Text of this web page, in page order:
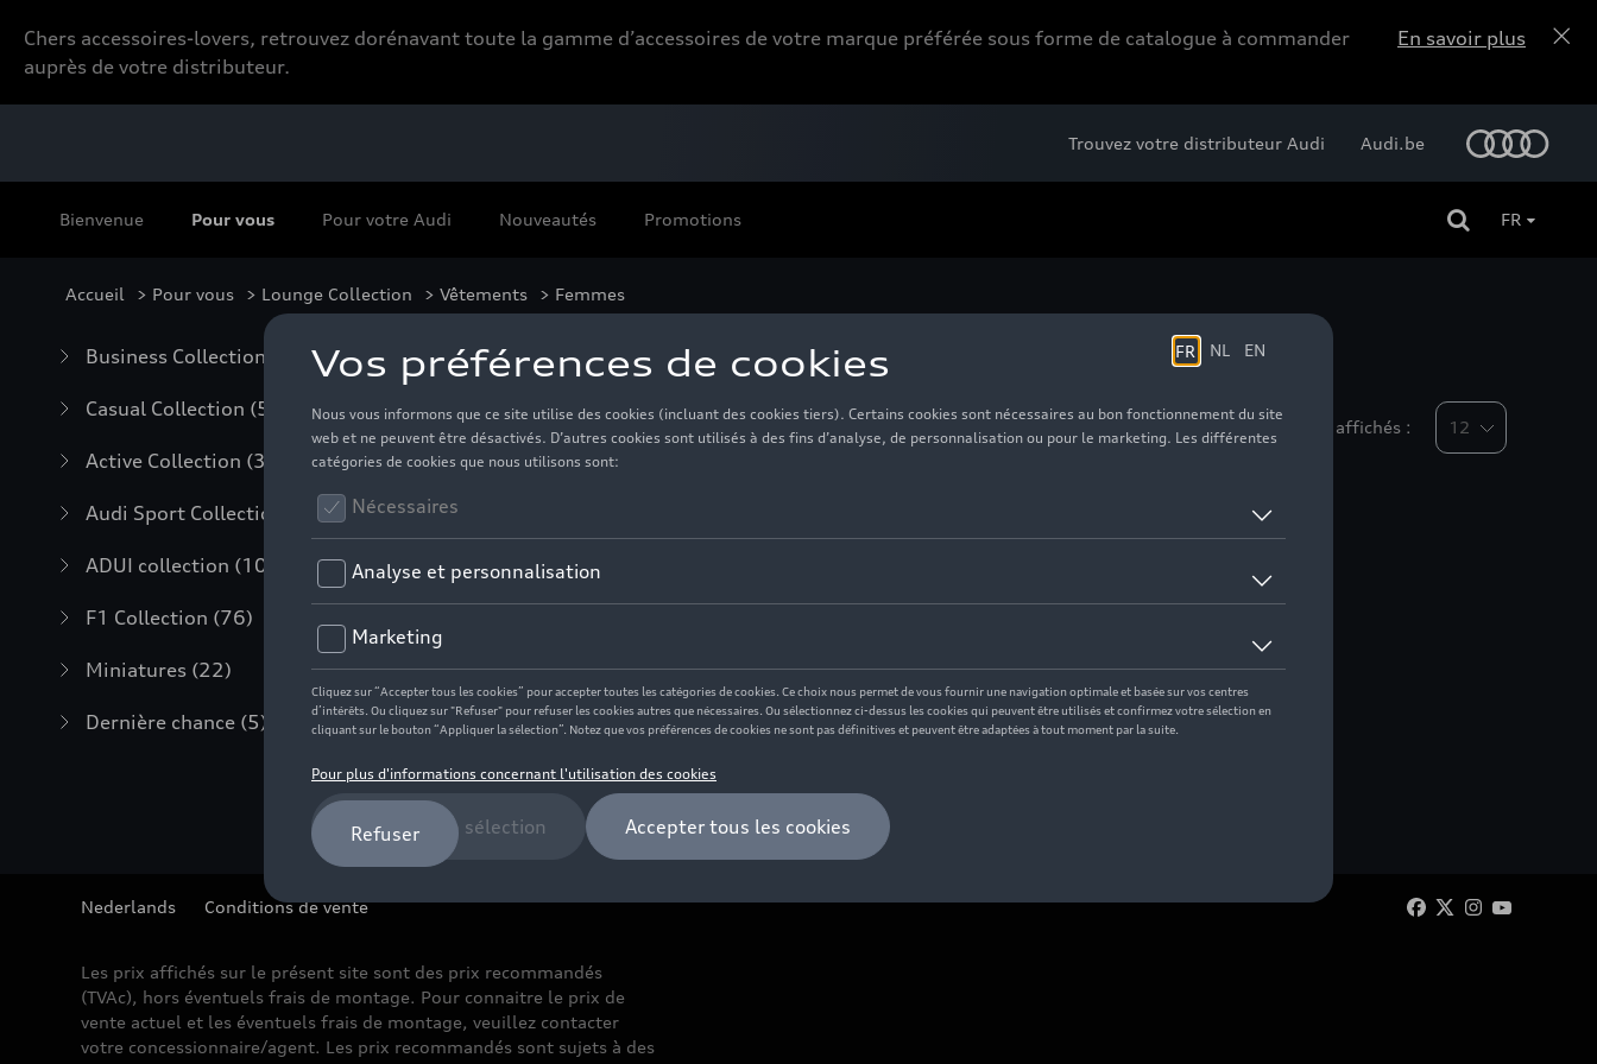
Chers accessoires-lovers, retrouvez dorénavant toute la gamme d’accessoires de votre marque préférée sous forme de catalogue à commander
auprès de votre distributeur.
En savoir plus
Bienvenue Pour vous Pour votre Audi Nouveautés Promotions
Trouvez votre distributeur Audi Audi.be
FR
Accueil > Pour vous > Lounge Collection > Vêtements > Femmes
Business Collection
Casual Collection (57)
Active Collection (30)
Audi Sport Collection (63)
ADUI collection (10)
F1 Collection (76)
Miniatures (22)
Dernière chance (5)
Femmes
Nombre d'éléments affichés :
Nederlands Conditions de vente
Les prix affichés sur le présent site sont des prix recommandés
(TVAc), hors éventuels frais de montage. Pour connaitre le prix de
vente actuel et les éventuels frais de montage, veuillez contacter
votre concessionnaire/agent. Les prix recommandés sont sujets à des